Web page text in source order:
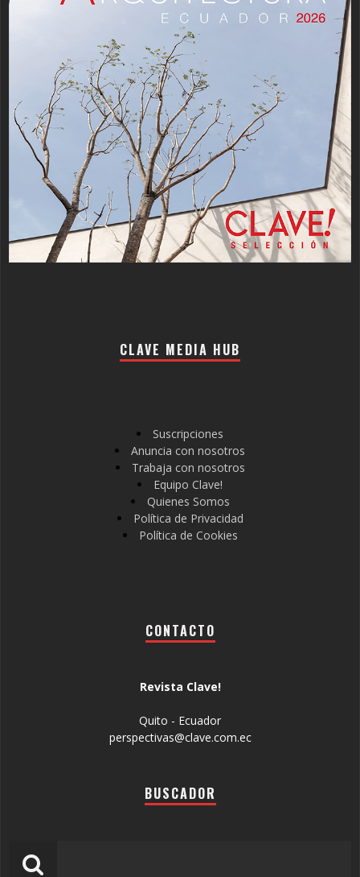
CLAVE MEDIA HUB
Suscripciones
Anuncia con nosotros
Trabaja con nosotros
Equipo Clave!
Quienes Somos
Política de Privacidad
Política de Cookies
CONTACTO
Revista Clave!
Quito - Ecuador
perspectivas@clave.com.ec
BUSCADOR